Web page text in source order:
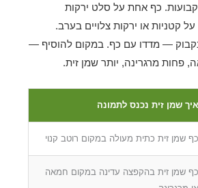
כף אחת על סלט ירקות
קטניות או ירקות צלויים בערב.
— מדדו עם כף. במקום להוסיף —
פחות מרגרינה, יותר שמן זית.
איך שמן זית נכנס לתמונה
כף שמן זית כתית מעולה במקום רוטב קנוי
כף שמן זית בהקפצה עדינה במקום חמאה